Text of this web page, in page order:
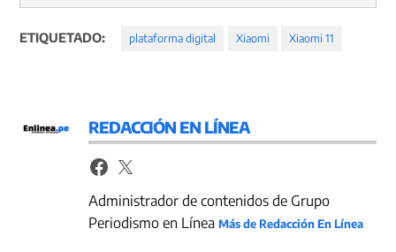
ETIQUETADO: plataforma digital Xiaomi Xiaomi 11
REDACCIÓN EN LÍNEA
Administrador de contenidos de Grupo
Periodismo en LíneaMás de Redacción En Línea